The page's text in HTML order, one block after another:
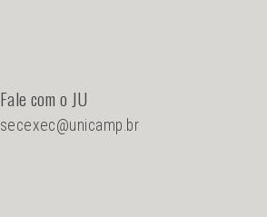
Fale com o JU
secexec@unicamp.br